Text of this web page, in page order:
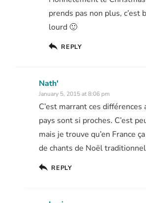
prends pas non plus, c’est
lourd 🙂
REPLY
Nath'
January 5, 2015 at 8:06 pm
C’est marrant ces
pays sont si proches. C’est
mais je trouve qu’en France
de chants de Noël
REPLY